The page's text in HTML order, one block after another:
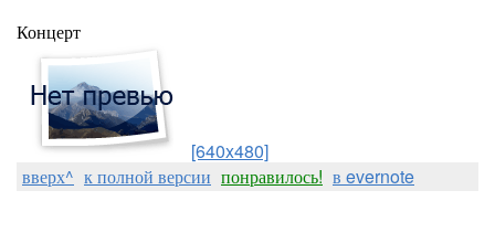
Концерт
[640x480]
вверх^ к полной версии понравилось! в evernote